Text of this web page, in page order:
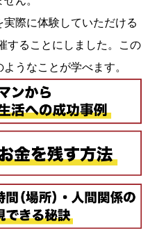
際に体験していただける
することにしました。この
うなことが学べます。